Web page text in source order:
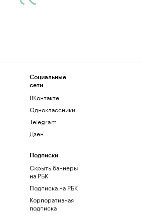
Социальные
сети
ВКонтакте
Одноклассники
Telegram
Дзен
Подписки
Скрыть баннеры
на РБК
Подписка на РБК
Корпоративная
подписка